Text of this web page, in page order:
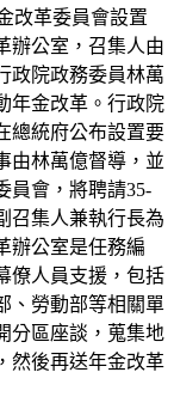
改革委員會設置
辦公室，召集人由
政院政務委員林萬
年金改革。行政院
總統府公布設置要
由林萬億督導，並
員會，將聘請35-
召集人兼執行長為
辦公室是任務編
僚人員支援，包括
、勞動部等相關單
分區座談，蒐集地
然後再送年金改革